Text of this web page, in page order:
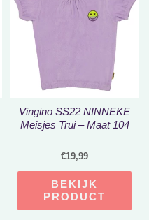
Vingino SS22 NINNEKE
Meisjes Trui – Maat 104
€19,99
BEKIJK
PRODUCT